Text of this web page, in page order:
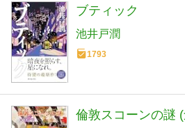
ブティック
池井戸潤
1793
倫敦スコーンの謎